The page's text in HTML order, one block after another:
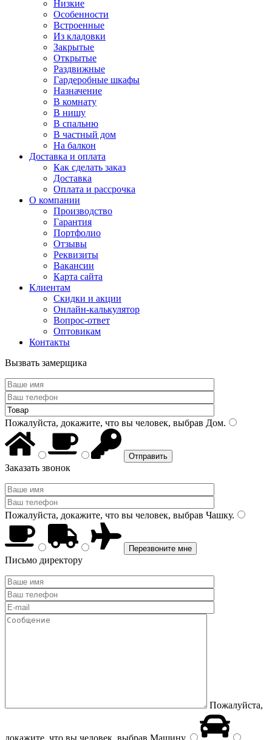
Низкие
Особенности
Встроенные
Из кладовки
Закрытые
Открытые
Раздвижные
Гардеробные шкафы
Назначение
В комнату
В нишу
В спальню
В частный дом
На балкон
Доставка и оплата
Как сделать заказ
Доставка
Оплата и рассрочка
О компании
Производство
Гарантия
Портфолио
Отзывы
Реквизиты
Вакансии
Карта сайта
Клиентам
Скидки и акции
Онлайн-калькулятор
Вопрос-ответ
Оптовикам
Контакты
Вызвать замерщика
Пожалуйста, докажите, что вы человек, выбрав Дом.
Заказать звонок
Пожалуйста, докажите, что вы человек, выбрав Чашку.
Письмо директору
Пожалуйста,
докажите, что вы человек, выбрав Машину.